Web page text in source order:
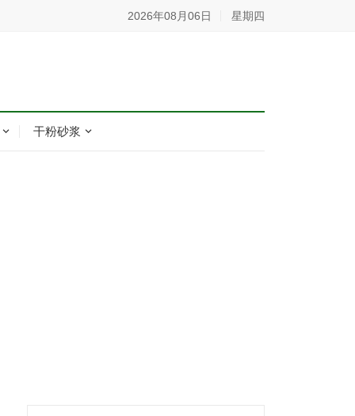
2026年08月06日 星期四
干粉砂浆